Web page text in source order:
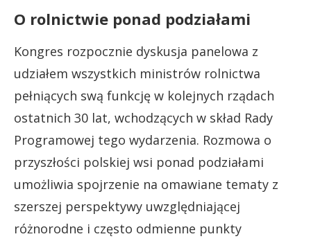
O rolnictwie ponad podziałami
Kongres rozpocznie dyskusja panelowa z
udziałem wszystkich ministrów rolnictwa
pełniących swą funkcję w kolejnych rządach
ostatnich 30 lat, wchodzących w skład Rady
Programowej tego wydarzenia. Rozmowa o
przyszłości polskiej wsi ponad podziałami
umożliwia spojrzenie na omawiane tematy z
szerszej perspektywy uwzględniającej
różnorodne i często odmienne punkty